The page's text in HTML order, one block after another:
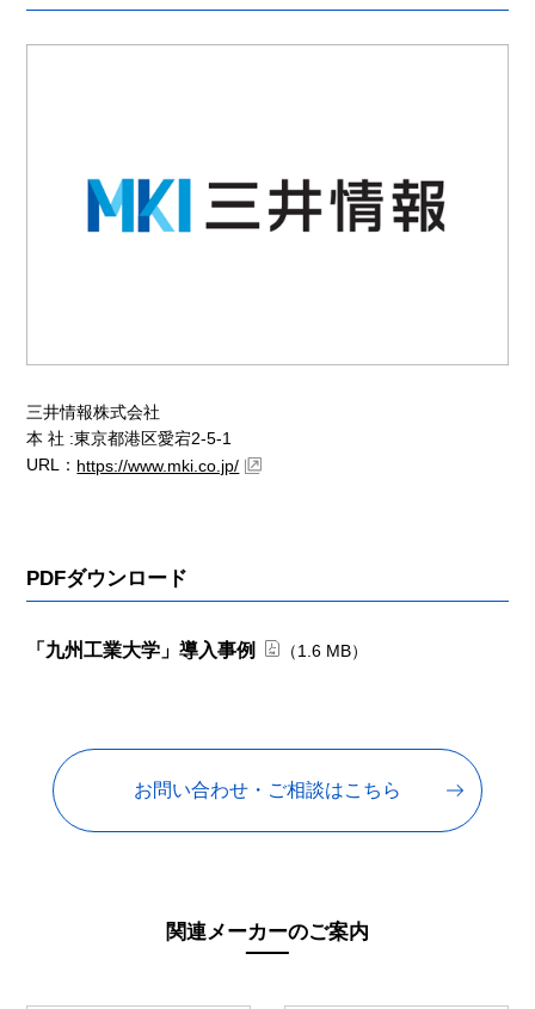
三井情報株式会社
本 社 :東京都港区愛宕2-5-1
URL： https://www.mki.co.jp/
PDFダウンロード
「九州工業大学」導入事例 （1.6 MB）
お問い合わせ・ご相談はこちら
関連メーカーのご案内